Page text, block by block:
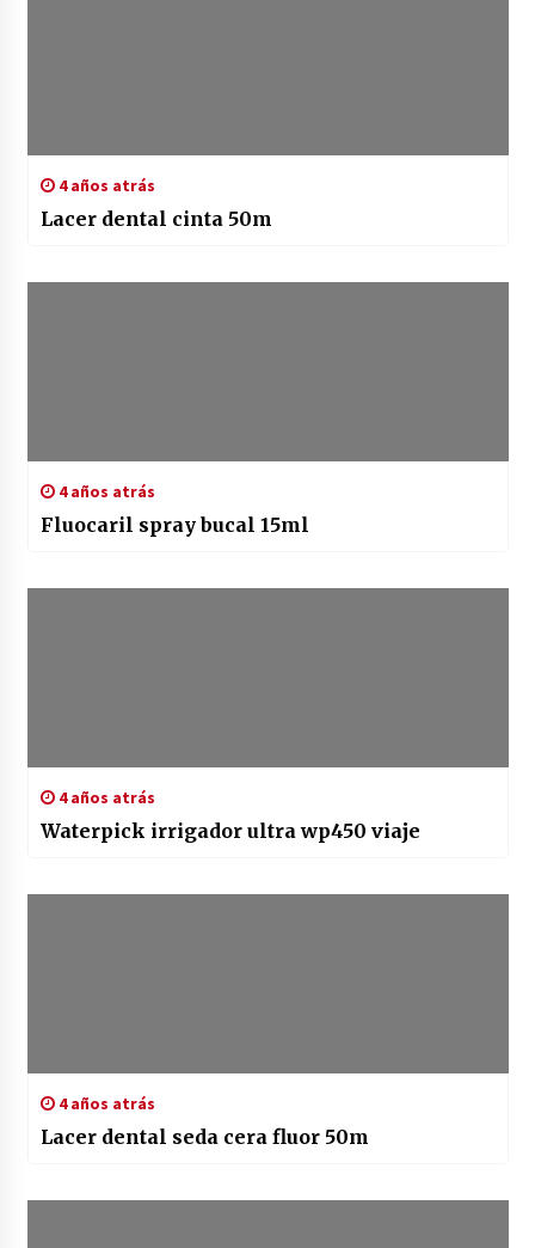
4 años atrás
Lacer dental cinta 50m
4 años atrás
Fluocaril spray bucal 15ml
4 años atrás
Waterpick irrigador ultra wp450 viaje
4 años atrás
Lacer dental seda cera fluor 50m